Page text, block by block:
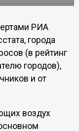
РИА
города
(в рейтинг
городов),
и от
воздух